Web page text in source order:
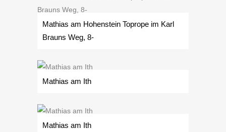
Mathias am Hohenstein Toprope im Karl
Brauns Weg, 8-
Mathias am Ith
Mathias am Ith